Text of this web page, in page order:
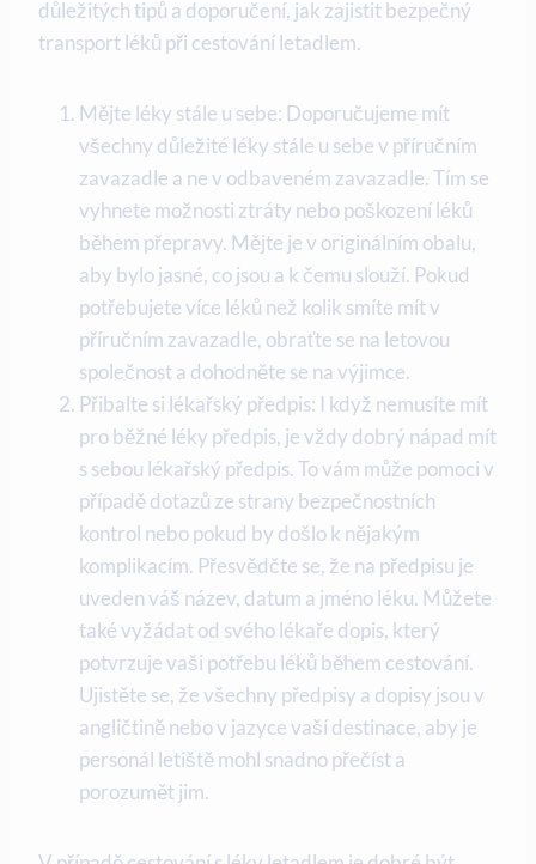
důležitých tipů a doporučení, jak zajistit bezpečný
transport léků při cestování letadlem.
Mějte léky stále u sebe: Doporučujeme mít
všechny důležité léky stále u sebe v příručním
zavazadle a ne v odbaveném zavazadle. Tím se
vyhnete možnosti ztráty nebo poškození léků
během přepravy. Mějte je v originálním obalu,
aby bylo jasné, co jsou a k čemu slouží. Pokud
potřebujete více léků než kolik smíte mít v
příručním zavazadle, obraťte se na letovou
společnost a dohodněte se na výjimce.
Přibalte si lékařský předpis: I když nemusíte mít
pro běžné léky předpis, je vždy dobrý nápad mít
s sebou lékařský předpis. To vám může pomoci v
případě dotazů ze strany bezpečnostních
kontrol nebo pokud by došlo k nějakým
komplikacím. Přesvědčte se, že na předpisu je
uveden váš název, datum a jméno léku. Můžete
také vyžádat od svého lékaře dopis, který
potvrzuje vaši potřebu léků během cestování.
Ujistěte se, že všechny předpisy a dopisy jsou v
angličtině nebo v jazyce vaší destinace, aby je
personál letiště mohl snadno přečíst a
porozumět jim.